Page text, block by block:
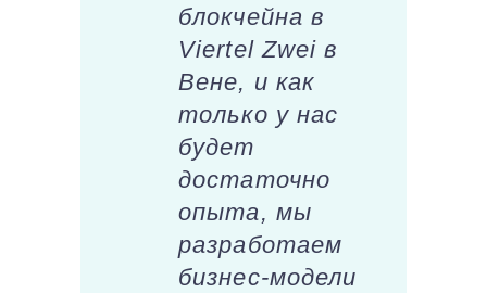
блокчейна в
Viertel Zwei в
Вене, и как
только у нас
будет
достаточно
опыта, мы
разработаем
бизнес-модели